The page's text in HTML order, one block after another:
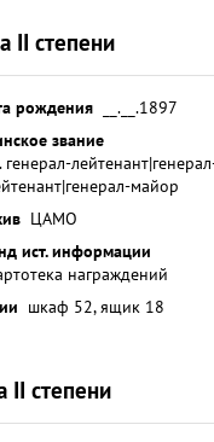
II степени
рождения
__.__.1897
звание
генерал-
майор
ЦАМО
ист. информации
награждений
шкаф 52, ящик 18
II степени